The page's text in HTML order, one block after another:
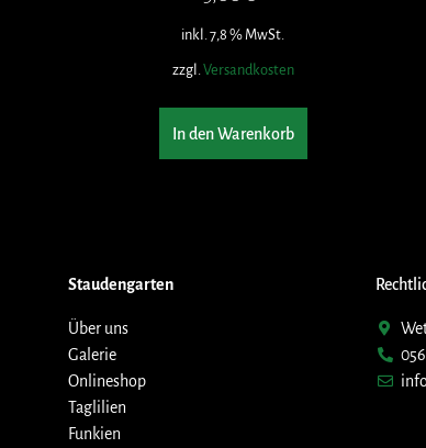
inkl. 7,8 % MwSt.
zzgl.Versandkosten
In den Warenkorb
Staudengarten
Über uns
Galerie
Onlineshop
Taglilien
Funkien